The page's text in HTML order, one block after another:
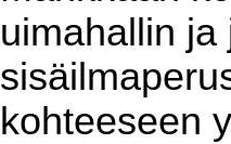
uimahallin
kohteeseen